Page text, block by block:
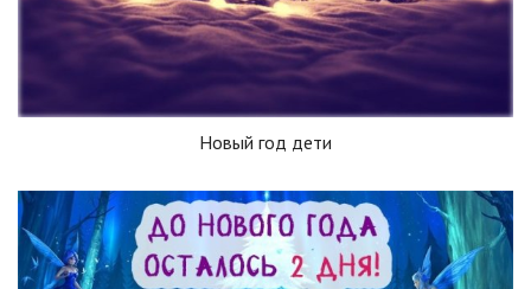
Новый год дети